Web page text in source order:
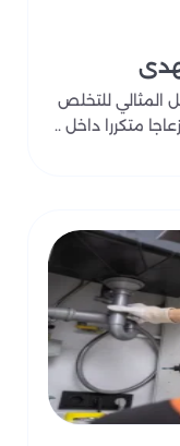
المثالي للتخلص
متكررا داخل ..